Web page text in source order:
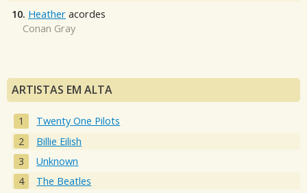
10. Heather acordes
Conan Gray
ARTISTAS EM ALTA
Twenty One Pilots
Billie Eilish
Unknown
The Beatles